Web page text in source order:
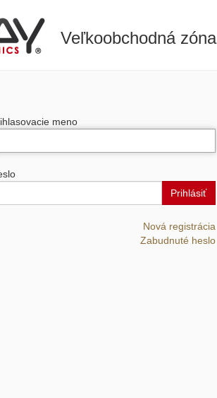
Veľkoobchodná zóna
meno
Prihlásiť
Nová registrácia
Zabudnuté heslo